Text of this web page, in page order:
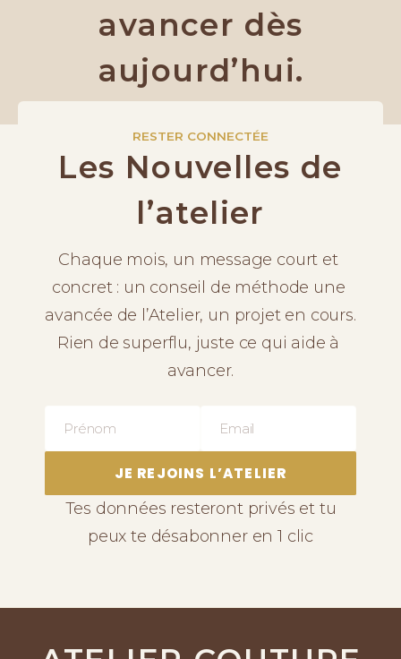
avancer dès
aujourd’hui.
RESTER CONNECTÉE
Les Nouvelles de
l’atelier
Chaque mois, un message court et
concret : un conseil de méthode une
avancée de l’Atelier, un projet en cours.
Rien de superflu, juste ce qui aide à
avancer.
JE REJOINS L’ATELIER
Tes données resteront privés et tu
peux te désabonner en 1 clic